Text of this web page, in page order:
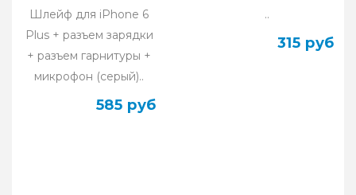
Шлейф для iPhone 6
Plus + разъем зарядки
+ разъем гарнитуры +
микрофон (серый)..
585 руб
..
315 руб